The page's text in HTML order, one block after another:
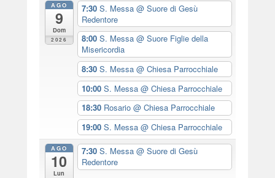
AGO
9
Dom
2026
7:30 S. Messa @ Suore di Gesù
Redentore
8:00 S. Messa @ Suore Figlie della
Misericordia
8:30 S. Messa @ Chiesa Parrocchiale
10:00 S. Messa @ Chiesa Parrocchiale
18:30 Rosario @ Chiesa Parrocchiale
19:00 S. Messa @ Chiesa Parrocchiale
AGO
10
Lun
7:30 S. Messa @ Suore di Gesù
Redentore